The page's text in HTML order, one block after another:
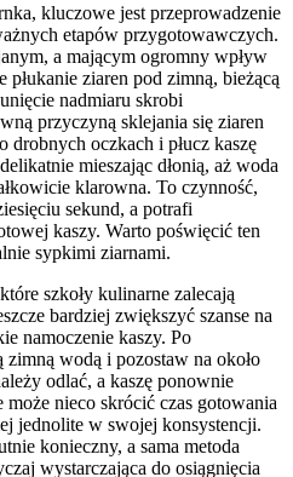
kluczowe jest przeprowadzenie
etapów przygotowawczych.
a mającym ogromny wpływ
płukanie ziaren pod zimną, bieżącą
nadmiaru skrobi
przyczyną sklejania się ziaren
drobnych oczkach i płucz kaszę
mieszając dłonią, aż woda
klarowna. To czynność,
sekund, a potrafi
kaszy. Warto poświęcić ten
sypkimi ziarnami.
szkoły kulinarne zalecają
bardziej zwiększyć szanse na
namoczenie kaszy. Po
zimną wodą i pozostaw na około
odlać, a kaszę ponownie
nieco skrócić czas gotowania
jednolite w swojej konsystencji.
konieczny, a sama metoda
wystarczająca do osiągnięcia